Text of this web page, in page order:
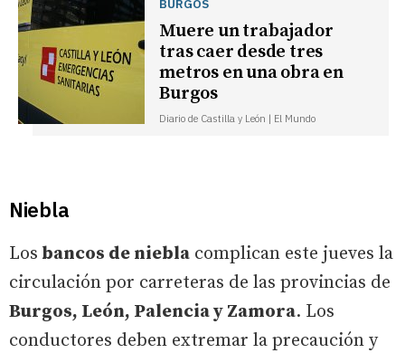
BURGOS
Muere un trabajador
tras caer desde tres
metros en una obra en
Burgos
Diario de Castilla y León | El Mundo
Niebla
Los bancos de niebla complican este jueves la
circulación por carreteras de las provincias de
Burgos, León, Palencia y Zamora. Los
conductores deben extremar la precaución y